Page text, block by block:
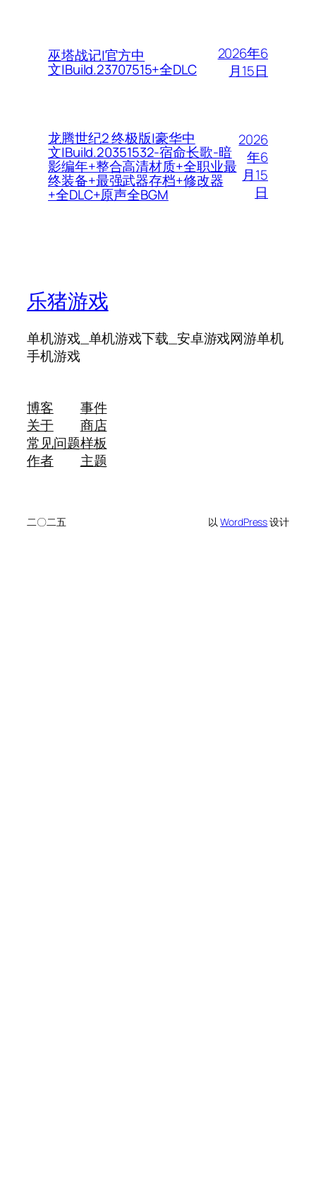
巫塔战记|官方中
文|Build.23707515+全DLC
2026年6
月15日
龙腾世纪2 终极版|豪华中
文|Build.20351532-宿命长歌-暗
影编年+整合高清材质+全职业最
终装备+最强武器存档+修改器
+全DLC+原声全BGM
2026
年6
月15
日
乐猪游戏
单机游戏_单机游戏下载_安卓游戏网游单机
手机游戏
博客
关于
常见问题
作者
事件
商店
样板
主题
二〇二五 以WordPress设计